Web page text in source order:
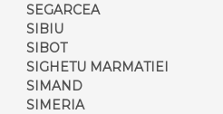
SEGARCEA
SIBIU
SIBOT
SIGHETU MARMATIEI
SIMAND
SIMERIA